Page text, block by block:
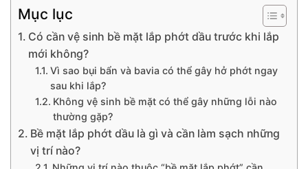
Mục lục
Có cần vệ sinh bề mặt lắp phớt dầu trước khi lắp
mới không?
Vì sao bụi bẩn và bavia có thể gây hở phớt ngay
sau khi lắp?
Không vệ sinh bề mặt có thể gây những lỗi nào
thường gặp?
Bề mặt lắp phớt dầu là gì và cần làm sạch những
vị trí nào?